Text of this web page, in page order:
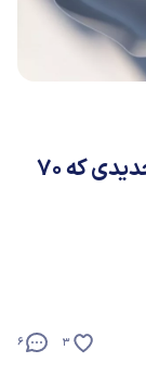
دستاورد پژوهشگران: تراشه هیبریدی جدیدی که ۷۰
6 3